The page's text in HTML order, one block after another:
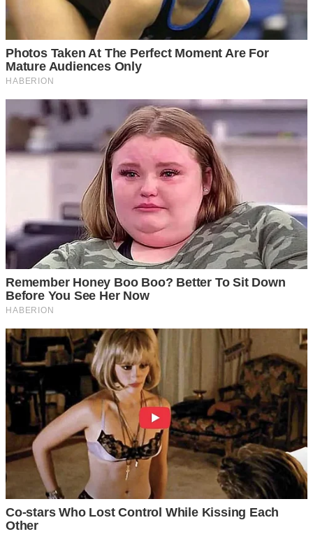
โดยให้ตัดขวดพลาสติกออกเป็นสองส่วน นำไปล้างและผึ่งแดด
ให้แห้งสนิทดีแล้ว